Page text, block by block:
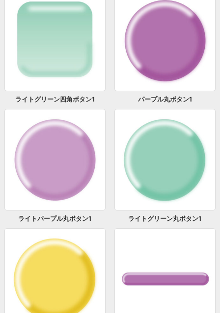
ライトグリーン四角ボタン1 パープル丸ボタン1
ライトパープル丸ボタン1 ライトグリーン丸ボタン1